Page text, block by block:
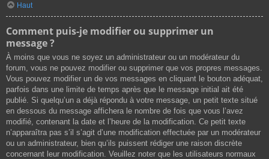
Haut
Comment puis-je modifier ou supprimer un
message ?
À moins que vous ne soyez un administrateur ou un modérateur du
forum, vous ne pouvez modifier ou supprimer que vos propres messages.
Vous pouvez modifier un de vos messages en cliquant le bouton adéquat,
parfois dans une limite de temps après que le message initial ait été
publié. Si quelqu’un a déjà répondu à votre message, un petit texte situé
en dessous du message affichera le nombre de fois que vous l’avez
modifié, contenant la date et l’heure de la modification. Ce petit texte
n’apparaîtra pas s’il s’agit d’une modification effectuée par un modérateur
ou un administrateur, bien qu’ils puissent rédiger une raison discrète
concernant leur modification. Veuillez noter que les utilisateurs normaux